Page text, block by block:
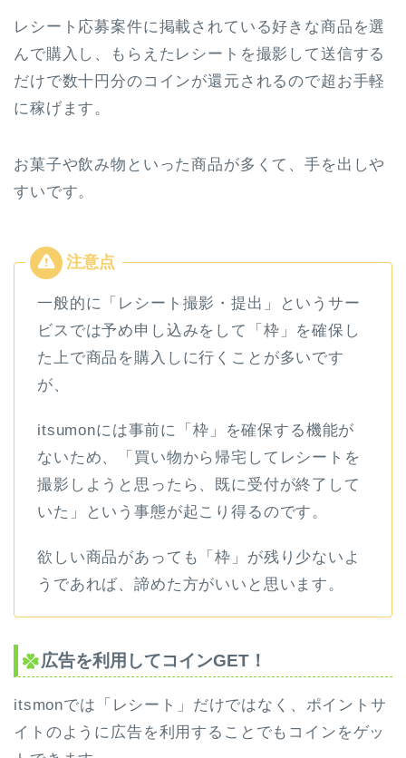
レシート応募案件に掲載されている好きな商品を選
んで購入し、もらえたレシートを撮影して送信する
だけで数十円分のコインが還元されるので超お手軽
に稼げます。
お菓子や飲み物といった商品が多くて、手を出しや
すいです。
一般的に「レシート撮影・提出」というサー
ビスでは予め申し込みをして「枠」を確保し
た上で商品を購入しに行くことが多いです
が、
itsumonには事前に「枠」を確保する機能が
ないため、「買い物から帰宅してレシートを
撮影しようと思ったら、既に受付が終了して
いた」という事態が起こり得るのです。
欲しい商品があっても「枠」が残り少ないよ
うであれば、諦めた方がいいと思います。
広告を利用してコインGET！
itsmonでは「レシート」だけではなく、ポイントサ
イトのように広告を利用することでもコインをゲッ